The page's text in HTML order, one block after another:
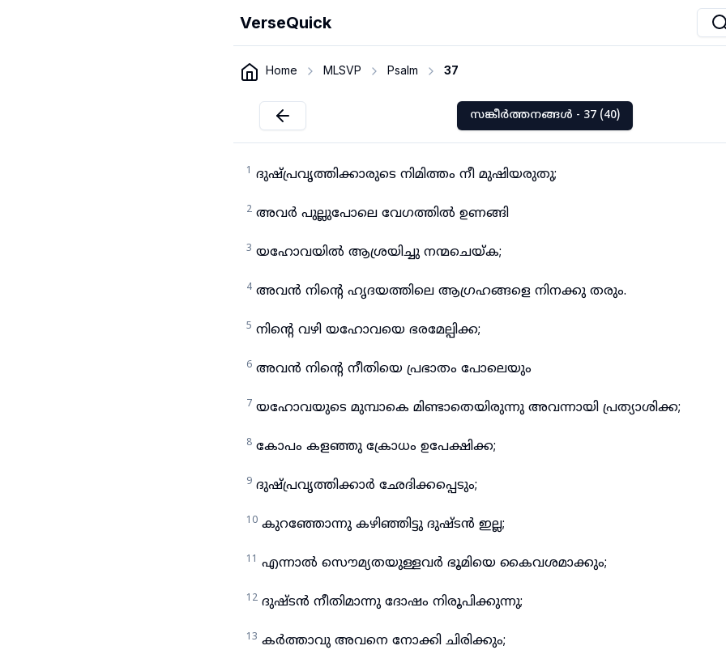
VerseQuick
Home MLSVP Psalm 37
സങ്കീർത്തനങ്ങൾ - 37 (40)
1 ദുഷ്പ്രവൃത്തിക്കാരുടെ നിമിത്തം നീ മുഷിയരുതു;
2 അവർ പുല്ലുപോലെ വേഗത്തിൽ ഉണങ്ങി
3 യഹോവയിൽ ആശ്രയിച്ചു നന്മചെയ്ക;
4 അവൻ നിന്റെ ഹൃദയത്തിലെ ആഗ്രഹങ്ങളെ നിനക്കു തരും.
5 നിന്റെ വഴി യഹോവയെ ഭരമേല്പിക്ക;
6 അവൻ നിന്റെ നീതിയെ പ്രഭാതം പോലെയും
7 യഹോവയുടെ മുമ്പാകെ മിണ്ടാതെയിരുന്നു അവന്നായി പ്രത്യാശിക്ക;
8 കോപം കളഞ്ഞു ക്രോധം ഉപേക്ഷിക്ക;
9 ദുഷ്പ്രവൃത്തിക്കാർ ഛേദിക്കപ്പെടും;
10 കുറഞ്ഞോന്നു കഴിഞ്ഞിട്ടു ദുഷ്ടൻ ഇല്ല;
11 എന്നാൽ സൌമ്യതയുള്ളവർ ഭൂമിയെ കൈവശമാക്കും;
12 ദുഷ്ടൻ നീതിമാന്നു ദോഷം നിരൂപിക്കുന്നു;
13 കർത്താവു അവനെ നോക്കി ചിരിക്കും;